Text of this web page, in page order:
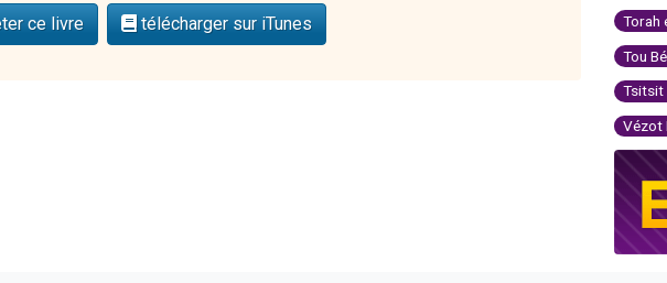
ce livre télécharger sur iTunes Torah
Tou
Tsitsit
Vézot